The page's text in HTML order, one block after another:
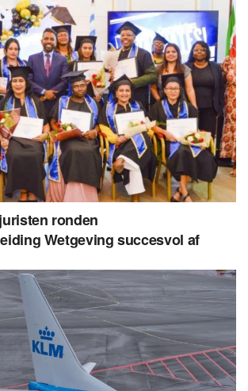
ronden
Wetgeving succesvol af